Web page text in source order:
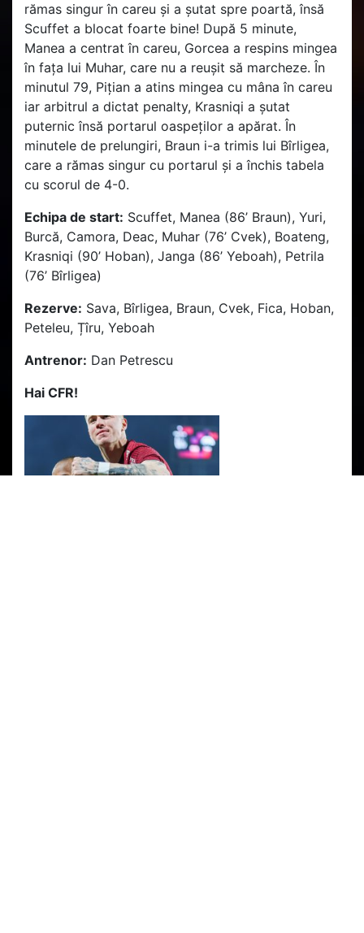
rămas singur în careu și a șutat spre poartă, însă
Scuffet a blocat foarte bine! După 5 minute,
Manea a centrat în careu, Gorcea a respins mingea
în fața lui Muhar, care nu a reușit să marcheze. În
minutul 79, Pițian a atins mingea cu mâna în careu
iar arbitrul a dictat penalty, Krasniqi a șutat
puternic însă portarul oaspeților a apărat. În
minutele de prelungiri, Braun i-a trimis lui Bîrligea,
care a rămas singur cu portarul și a închis tabela
cu scorul de 4-0.
Echipa de start: Scuffet, Manea (86’ Braun), Yuri,
Burcă, Camora, Deac, Muhar (76’ Cvek), Boateng,
Krasniqi (90’ Hoban), Janga (86’ Yeboah), Petrila
(76’ Bîrligea)
Rezerve: Sava, Bîrligea, Braun, Cvek, Fica, Hoban,
Peteleu, Țîru, Yeboah
Antrenor: Dan Petrescu
Hai CFR!